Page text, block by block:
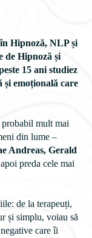
Hipnoză, NLP și
de Hipnoză și
15 ani studiez
și emoțională care
mult mai
din lume –
Andreas, Gerald
preda cele mai
de la terapeuți,
și simplu, voiau să
care îi